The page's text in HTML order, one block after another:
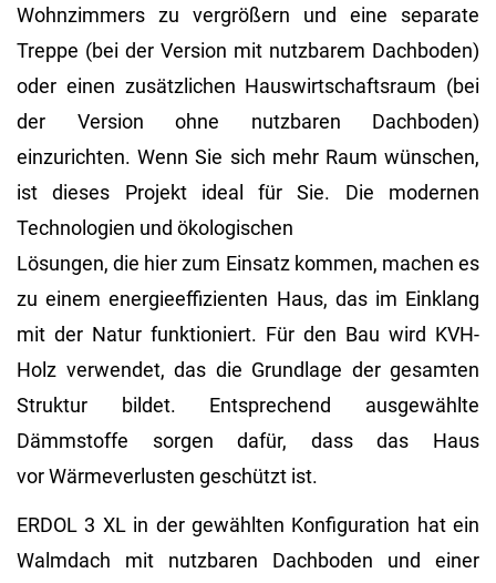
Wohnzimmers zu vergrößern und eine separate
Treppe (bei der Version mit nutzbarem Dachboden)
oder einen zusätzlichen Hauswirtschaftsraum (bei
der Version ohne nutzbaren Dachboden)
einzurichten. Wenn Sie sich mehr Raum wünschen,
ist dieses Projekt ideal für Sie. Die modernen
Technologien und ökologischen
Lösungen, die hier zum Einsatz kommen, machen es
zu einem energieeffizienten Haus, das im Einklang
mit der Natur funktioniert. Für den Bau wird KVH-
Holz verwendet, das die Grundlage der gesamten
Struktur bildet. Entsprechend ausgewählte
Dämmstoffe sorgen dafür, dass das Haus
vor Wärmeverlusten geschützt ist.
ERDOL 3 XL in der gewählten Konfiguration hat ein
Walmdach mit nutzbaren Dachboden und einer